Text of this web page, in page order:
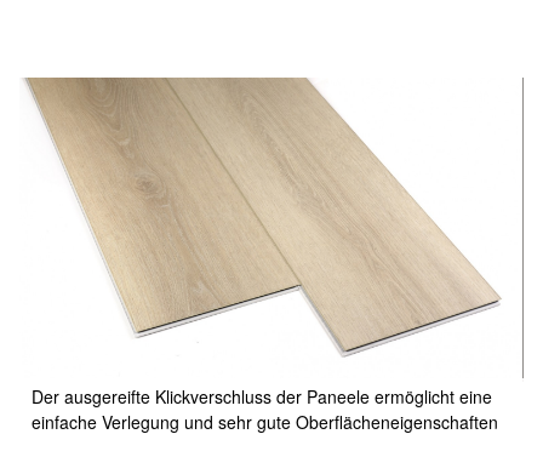
Der ausgereifte Klickverschluss der Paneele ermöglicht eine
einfache Verlegung und sehr gute Oberflächeneigenschaften